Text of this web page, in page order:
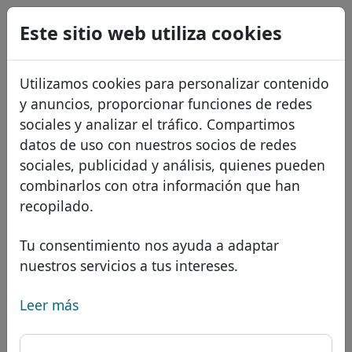
Este sitio web utiliza cookies
Utilizamos cookies para personalizar contenido
y anuncios, proporcionar funciones de redes
sociales y analizar el tráfico. Compartimos
datos de uso con nuestros socios de redes
sociales, publicidad y análisis, quienes pueden
combinarlos con otra información que han
recopilado.
Tu consentimiento nos ayuda a adaptar
nuestros servicios a tus intereses.
Leer más
Dominios
Base de datos de dominios
Dominios africanos
Dominios asiáticos
Dominios europeos
Dominios de Oriente Medio
Dominios norteamericanos
Lista de precios
Descuentos
Transferir
Buscar
Servicios
Protección de ID
Alojamiento DNS
WHOIS
USD
EUR
GBP
Français
Italiano
Português
Română
Eesti
Dominio .wed - Nuevos